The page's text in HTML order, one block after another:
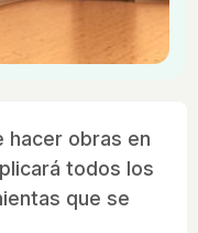
hacer obras en
todos los
que se